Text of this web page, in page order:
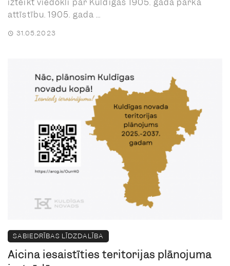
izteikt viedokli par Kuldīgas 1905. gada parka
attīstību. 1905. gada ...
31.05.2023
SABIEDRĪBAS LĪDZDALĪBA
Aicina iesaistīties teritorijas plānojuma